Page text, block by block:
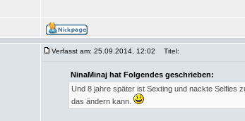
Verfasst am: 25.09.2014, 12:02 Titel:
NinaMinaj hat Folgendes geschrieben:
Und 8 jahre später ist Sexting und nackte Selfies
das ändern kann.